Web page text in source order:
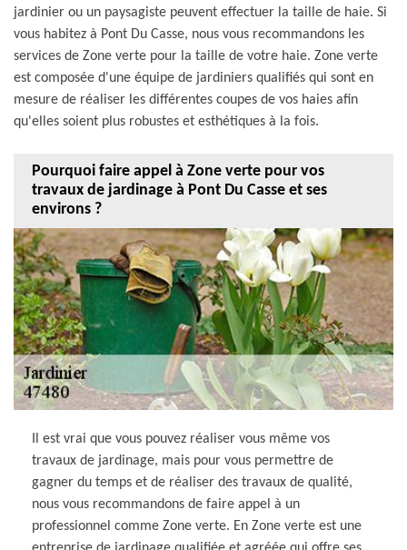
jardinier ou un paysagiste peuvent effectuer la taille de haie. Si
vous habitez à Pont Du Casse, nous vous recommandons les
services de Zone verte pour la taille de votre haie. Zone verte
est composée d'une équipe de jardiniers qualifiés qui sont en
mesure de réaliser les différentes coupes de vos haies afin
qu'elles soient plus robustes et esthétiques à la fois.
Pourquoi faire appel à Zone verte pour vos
travaux de jardinage à Pont Du Casse et ses
environs ?
Il est vrai que vous pouvez réaliser vous même vos
travaux de jardinage, mais pour vous permettre de
gagner du temps et de réaliser des travaux de qualité,
nous vous recommandons de faire appel à un
professionnel comme Zone verte. En Zone verte est une